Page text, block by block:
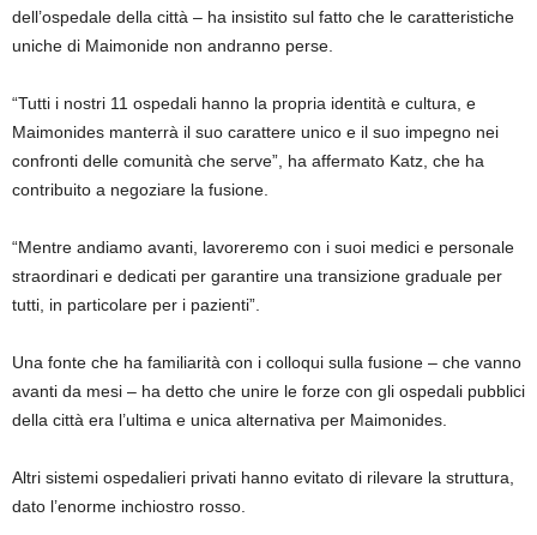
dell’ospedale della città – ha insistito sul fatto che le caratteristiche
uniche di Maimonide non andranno perse.
“Tutti i nostri 11 ospedali hanno la propria identità e cultura, e
Maimonides manterrà il suo carattere unico e il suo impegno nei
confronti delle comunità che serve”, ha affermato Katz, che ha
contribuito a negoziare la fusione.
“Mentre andiamo avanti, lavoreremo con i suoi medici e personale
straordinari e dedicati per garantire una transizione graduale per
tutti, in particolare per i pazienti”.
Una fonte che ha familiarità con i colloqui sulla fusione – che vanno
avanti da mesi – ha detto che unire le forze con gli ospedali pubblici
della città era l’ultima e unica alternativa per Maimonides.
Altri sistemi ospedalieri privati ​​hanno evitato di rilevare la struttura,
dato l’enorme inchiostro rosso.